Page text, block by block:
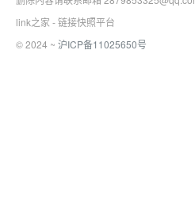
link之家 - 链接快照平台
© 2024 ~ 沪ICP备11025650号